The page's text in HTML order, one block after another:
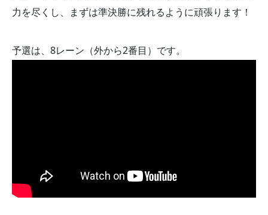
力を尽くし、まずは準決勝に残れるように頑張ります！
予選は、8レーン（外から2番目）です。